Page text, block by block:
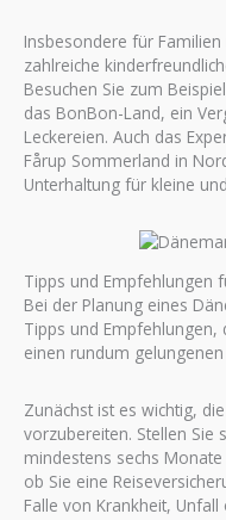
Insbesondere für
zahlreiche
Besuchen Sie zum
das BonBon-Land, ein
Leckereien. Auch das
Fårup Sommerland in
Unterhaltung für kleine
Tipps und Empfehlungen
Bei der Planung eines
Tipps und
einen rundum
Zunächst ist es wichtig,
vorzubereiten. Stellen Sie
mindestens sechs
ob Sie eine
Falle von Krankheit,